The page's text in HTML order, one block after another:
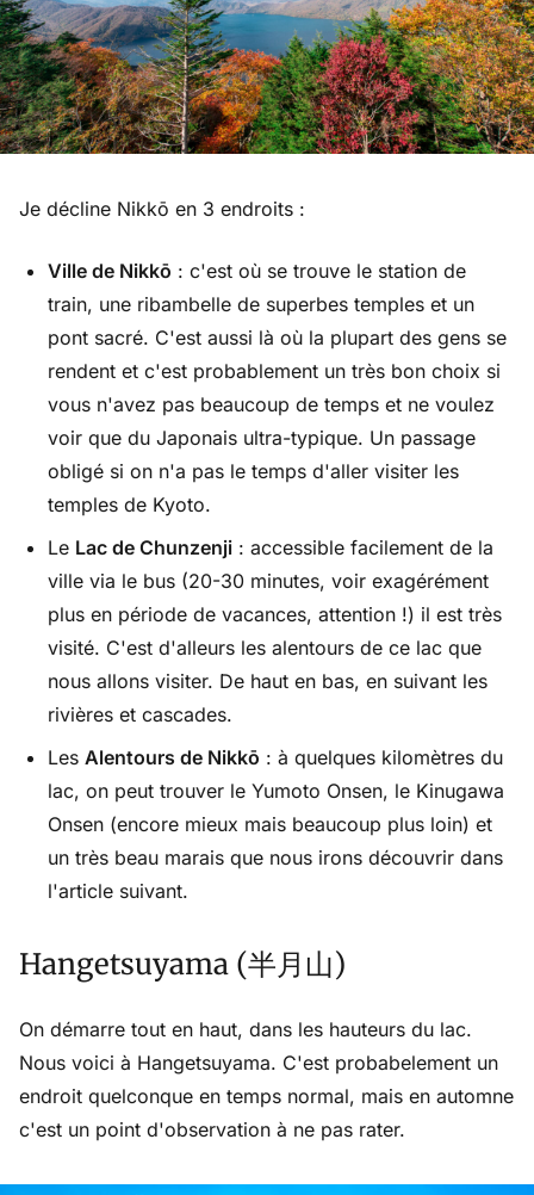
Je décline Nikkō en 3 endroits :
Ville de Nikkō : c'est où se trouve le station de
train, une ribambelle de superbes temples et un
pont sacré. C'est aussi là où la plupart des gens se
rendent et c'est probablement un très bon choix si
vous n'avez pas beaucoup de temps et ne voulez
voir que du Japonais ultra-typique. Un passage
obligé si on n'a pas le temps d'aller visiter les
temples de Kyoto.
Le Lac de Chunzenji : accessible facilement de la
ville via le bus (20-30 minutes, voir exagérément
plus en période de vacances, attention !) il est très
visité. C'est d'alleurs les alentours de ce lac que
nous allons visiter. De haut en bas, en suivant les
rivières et cascades.
Les Alentours de Nikkō : à quelques kilomètres du
lac, on peut trouver le Yumoto Onsen, le Kinugawa
Onsen (encore mieux mais beaucoup plus loin) et
un très beau marais que nous irons découvrir dans
l'article suivant.
Hangetsuyama (半月山)
On démarre tout en haut, dans les hauteurs du lac.
Nous voici à Hangetsuyama. C'est probabelement un
endroit quelconque en temps normal, mais en automne
c'est un point d'observation à ne pas rater.